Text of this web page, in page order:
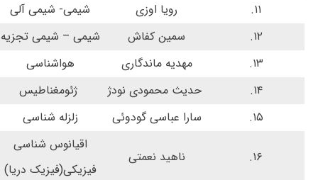
۱۱.
رویا اوزی
شیمی- شیمی آلی
۱۲.
سمین کفاش
شیمی – شیمی تجزیه
۱۳.
مهدیه ماندگاری
هواشناسی
۱۴.
حدیث محمودی نودژ
ژئومغناطیس
۱۵.
سارا عباسی گودوئی زلزله شناسی
۱۶. ناهید نعمتی
اقیانوس شناسی
فیزیکی(فیزیک دریا)